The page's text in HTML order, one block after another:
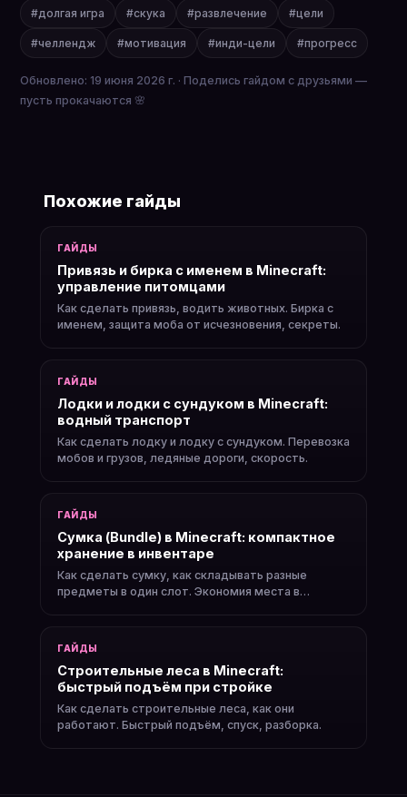
#долгая игра #скука #развлечение #цели
#челлендж #мотивация #инди-цели #прогресс
Обновлено: 19 июня 2026 г. · Поделись гайдом с друзьями —
пусть прокачаются 🌸
Похожие гайды
ГАЙДЫ
Привязь и бирка с именем в Minecraft:
управление питомцами
Как сделать привязь, водить животных. Бирка с
именем, защита моба от исчезновения, секреты.
ГАЙДЫ
Лодки и лодки с сундуком в Minecraft:
водный транспорт
Как сделать лодку и лодку с сундуком. Перевозка
мобов и грузов, ледяные дороги, скорость.
ГАЙДЫ
Сумка (Bundle) в Minecraft: компактное
хранение в инвентаре
Как сделать сумку, как складывать разные
предметы в один слот. Экономия места в
ГАЙДЫ
Строительные леса в Minecraft:
быстрый подъём при стройке
Как сделать строительные леса, как они
работают. Быстрый подъём, спуск, разборка.